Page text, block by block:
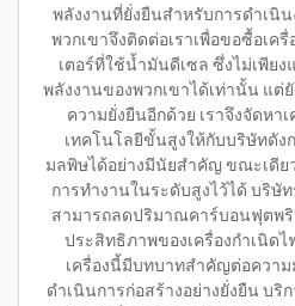
พลังงานที่ยั่งยืนสำหรับการดำเนิ
พวกเขาจึงติดต่อเราเพื่อขอซื้อเค
เตอร์ที่ใช้น้ำมันดีเซล ซึ่งไม่เพีย
พลังงานของพวกเขาได้เท่านั้น แต่
ความยั่งยืนอีกด้วย เราจึงจัดหา
เทคโนโลยีขั้นสูงให้กับบริษัทดัง
มลพิษได้อย่างมีนัยสำคัญ ขณะเดีย
การทำงานในระดับสูงไว้ได้ บริษั
สามารถลดปริมาณคาร์บอนฟุตพริ
ประสิทธิภาพของเครื่องกำเนิด
เครื่องนี้มีบทบาทสำคัญต่อความ
ดำเนินการก่อสร้างอย่างยั่งยืน บ